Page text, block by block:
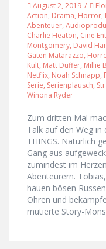
August 2, 2019
Action, Drama, Horror,
Abenteuer,
Charlie Heaton, Cine
Montgomery, David
Gaten Matarazzo,
Kult, Matt Duffer, Millie
Netflix, Noah Schnapp,
Serie, Serienplausch,
Winona Ryder
Zum dritten Mal
Talk auf den Weg in
THINGS. Natürlich
Gang aus
zumindest im
Abenteurern.
hauen bösen
Ohren und
mutierte Story-